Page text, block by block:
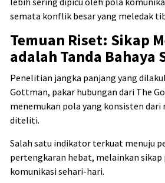
semata konflik besar yang meledak
Temuan Riset: Sikap
adalah Tanda Bahaya
Penelitian jangka panjang yang
Gottman, pakar hubungan dari The
menemukan pola yang konsisten dari
diteliti.
Salah satu indikator terkuat menuju
pertengkaran hebat, melainkan sikap
komunikasi sehari-hari.